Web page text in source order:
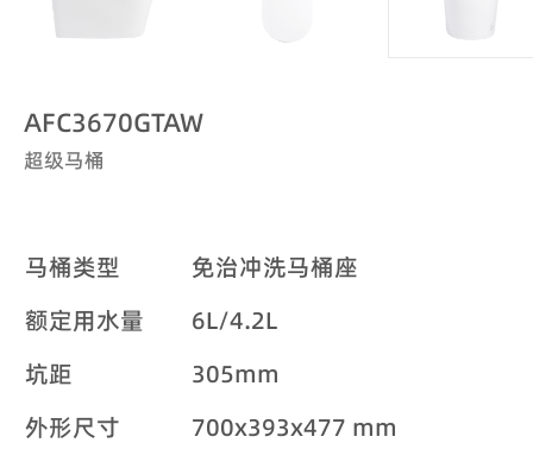
AFC3670GTAW
超级马桶
马桶类型
免治冲洗马桶座
额定用水量
6L/4.2L
坑距
305mm
外形尺寸
700x393x477 mm